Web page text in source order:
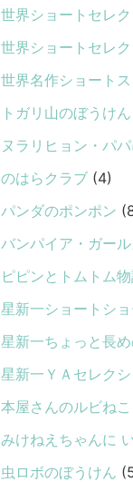
世界ショートセレ
世界ショートセレ
世界名作ショート
トガリ山のぼうけ
ヌラリヒョン・パ
のはらクラブ (4)
パンダのポンポン
バンパイア・ガー
ピピンとトムトム
星新一ショートシ
星新一ちょっと長
星新一ＹＡセレク
本屋さんのルビねこ
みけねえちゃんに
虫ロボのぼうけん